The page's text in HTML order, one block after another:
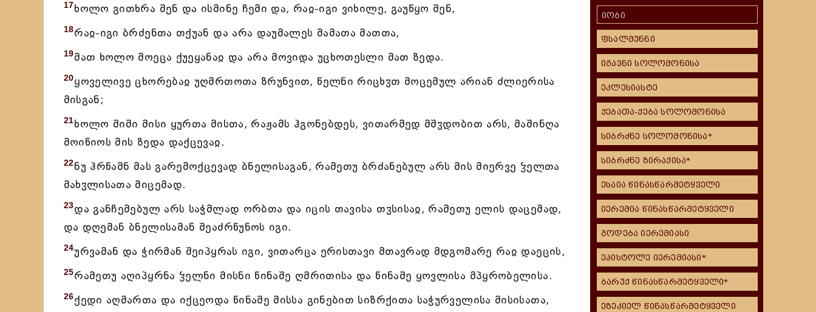
17ხოლო გითხრა შენ და ისმინე ჩემი და, რაჲ-იგი ვიხილე, გაუწყო შენ,
18რაჲ-იგი ბრძენთა თქუან და არა დაუმალეს მამათა მათთა,
19მათ ხოლო მოეცა ქუეყანაჲ და არა მოვიდა უცხოთესლი მათ ზედა.
20ყოველივე ცხორებაჲ უღმრთოთა ზრუნვით, წელნი რიცხჳთ მოცემულ არიან ძლიერისა
მისგან;
21ხოლო შიში მისი ყურთა მისთა, რაჟამს ჰგონებდეს, ვითარმედ მშჳდობით არს, მაშინღა
მოიწიოს მის ზედა დაქცევაჲ.
22ნუ ჰრწამნ მას გარემოქცევად ბნელისაგან, რამეთუ ბრძანებულ არს მის მიერვე ჴელთა
მახჳლისათა მიცემად.
23და განჩემებულ არს საჭმლად ორბთა და იცის თავისა თჳსისაჲ, რამეთუ ელის დაცემად,
და დღემან ბნელისამან შეაძრწუნოს იგი.
24ურვამან და ჭირმან შეიპყრას იგი, ვითარცა ერისთავი მთავრად მდგომარე რაჲ დაეცის,
25რამეთუ აღიპყრნა ჴელნი მისნი წინაშე ღმრითისა და წინაშე ყოვლისა მპყრობელისა.
26ქედი აღმართა და იქცეოდა წინაშე მისსა გინებით სიზრქითა საჭურველისა მისისათა,
იობი
ფსალმუნნი
იგავნი სოლომონისა
ეკლესიასტე
ქებათა-ქება სოლომონისა
სიბრძნე სოლომონისა*
სიბრძნე ზირაქისა*
ესაია წინასწარმეტყველი
იერემია წინასწარმეტყველი
გოდება იერემიასი
ეპისტოლე იერემიასი*
ბარუქ წინასწარმეტყველი*
ეზეკიელ წინასწარმეტყველი